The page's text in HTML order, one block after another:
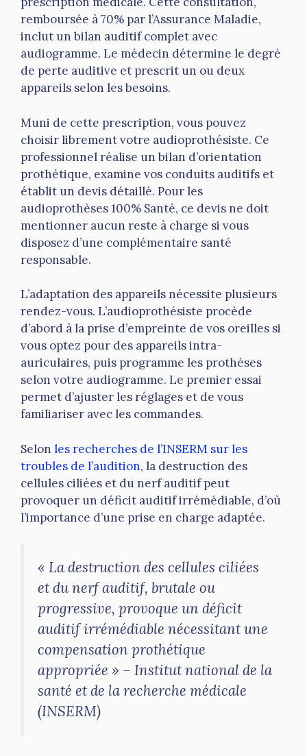
remboursée à 70% par l’Assurance Maladie,
inclut un bilan auditif complet avec
audiogramme. Le médecin détermine le degré
de perte auditive et prescrit un ou deux
appareils selon les besoins.
Muni de cette prescription, vous pouvez
choisir librement votre audioprothésiste. Ce
professionnel réalise un bilan d’orientation
prothétique, examine vos conduits auditifs et
établit un devis détaillé. Pour les
audioprothèses 100% Santé, ce devis ne doit
mentionner aucun reste à charge si vous
disposez d’une complémentaire santé
responsable.
L’adaptation des appareils nécessite plusieurs
rendez-vous. L’audioprothésiste procède
d’abord à la prise d’empreinte de vos oreilles si
vous optez pour des appareils intra-
auriculaires, puis programme les prothèses
selon votre audiogramme. Le premier essai
permet d’ajuster les réglages et de vous
familiariser avec les commandes.
Selon les recherches de l’INSERM sur les
troubles de l’audition, la destruction des
cellules ciliées et du nerf auditif peut
provoquer un déficit auditif irrémédiable, d’où
l’importance d’une prise en charge adaptée.
« La destruction des cellules ciliées
et du nerf auditif, brutale ou
progressive, provoque un déficit
auditif irrémédiable nécessitant une
compensation prothétique
appropriée » – Institut national de la
santé et de la recherche médicale
(INSERM)